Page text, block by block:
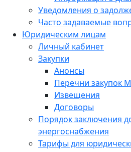
Уведомления о
Часто задаваемые
Юридическим лицам
Личный кабинет
Закупки
Анонсы
Перечни закупок
Извещения
Договоры
Порядок заключения
энергоснабжения
Тарифы для